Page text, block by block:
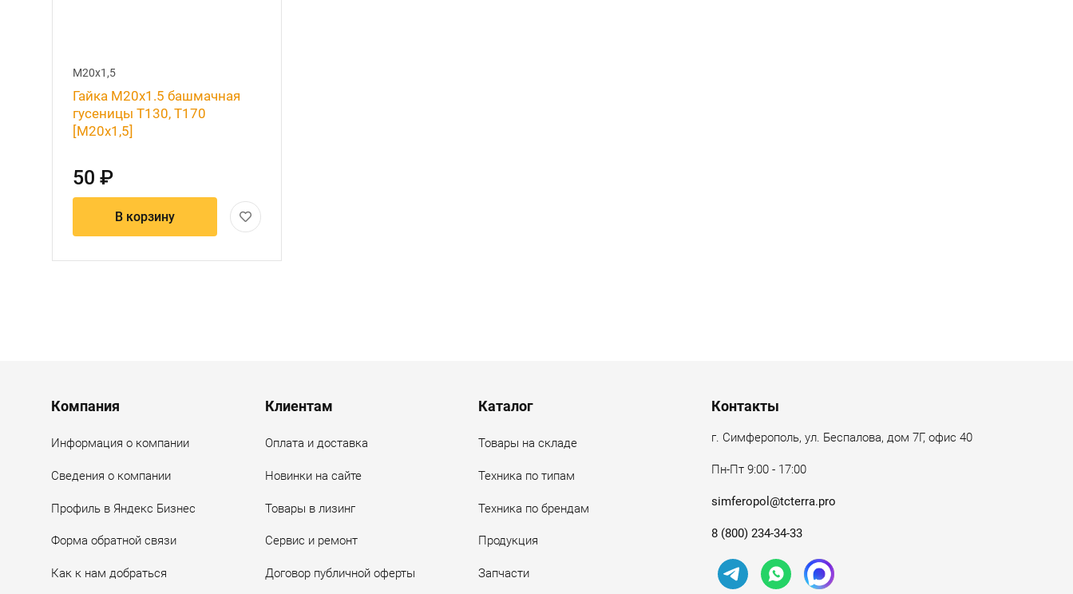
М20х1,5
Гайка М20х1.5 башмачная
гусеницы Т130, Т170
[М20х1,5]
50 ₽
В корзину
Menu footer
Компания
Информация о компании
Сведения о компании
Профиль в Яндекс Бизнес
Форма обратной связи
Как к нам добраться
Клиентам
Оплата и доставка
Новинки на сайте
Товары в лизинг
Сервис и ремонт
Договор публичной оферты
Каталог
Товары на складе
Техника по типам
Техника по брендам
Продукция
Запчасти
Контакты
г. Симферополь, ул. Беспалова, дом 7Г, офис 40
Пн-Пт 9:00 - 17:00
simferopol@tcterra.pro
8 (800) 234-34-33